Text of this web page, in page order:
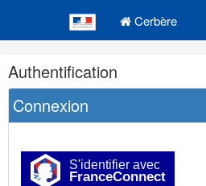
Cerbère
Navigation
et
outils
annexes
Authentification
Connexion
S'identifier avec
FranceConnect